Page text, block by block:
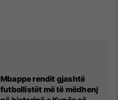
Mbappe rendit gjashtë
futbollistët më të mëdhenj